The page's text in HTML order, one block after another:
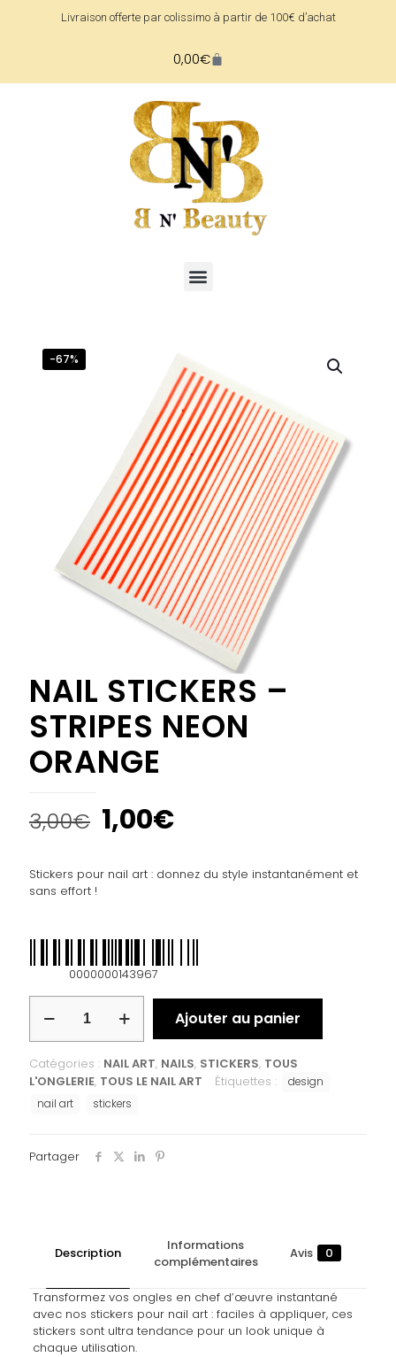
Livraison offerte par colissimo à partir de 100€ d’achat
0,00€
-67%
NAIL STICKERS –
STRIPES NEON
ORANGE
3,00€ 1,00€
Stickers pour nail art : donnez du style instantanément et
sans effort !
0000000143967
Ajouter au panier
Catégories : NAIL ART, NAILS, STICKERS, TOUS
L'ONGLERIE, TOUS LE NAIL ART Étiquettes :
design
nail art
stickers
Partager
Description
Informations
complémentaires
Avis 0
Transformez vos ongles en chef d’œuvre instantané
avec nos stickers pour nail art : faciles à appliquer, ces
stickers sont ultra tendance pour un look unique à
chaque utilisation.